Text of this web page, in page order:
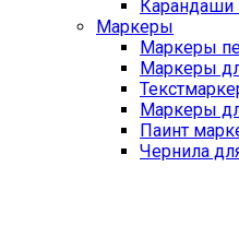
Маркеры
Маркеры
Маркеры
Маркеры
Паинт
Чернила